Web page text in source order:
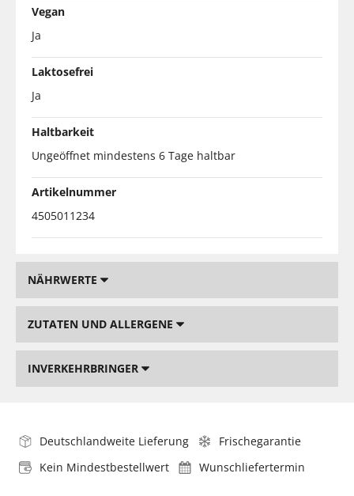
Vegan
Ja
Laktosefrei
Ja
Haltbarkeit
Ungeöffnet mindestens 6 Tage haltbar
Artikelnummer
4505011234
NÄHRWERTE
ZUTATEN UND ALLERGENE
INVERKEHRBRINGER
Deutschlandweite Lieferung
Frischegarantie
Kein Mindestbestellwert
Wunschliefertermin